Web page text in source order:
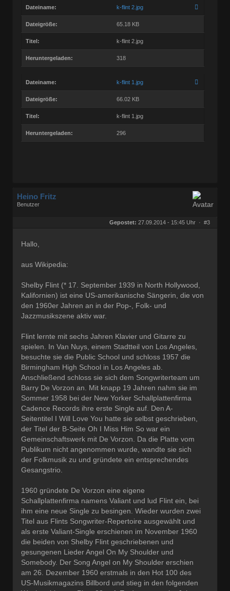
Dateiname: k-flint 2.jpg
Dateigröße: 65.18 KB
Titel: k-flint 2.jpg
Heruntergeladen: 318
Dateiname: k-flint 1.jpg
Dateigröße: 66.02 KB
Titel: k-flint 1.jpg
Heruntergeladen: 296
Heino Fritz
Benutzer
Gepostet: 27.09.2014 - 15:45 Uhr · #3
Hallo,
aus Wikipedia:
Shelby Flint (* 17. September 1939 in North Hollywood,
Kalifornien) ist eine US-amerikanische Sängerin, die von
den 1960er Jahren an in der Pop-, Folk- und
Jazzmusikszene aktiv war.
Flint lernte mit sechs Jahren Klavier und Gitarre zu
spielen. In Van Nuys, einem Stadtteil von Los Angeles,
besuchte sie die Public School und schloss 1957 die
Birmingham High School in Los Angeles ab.
Anschließend schloss sie sich dem Songwriterteam um
Barry De Vorzon an. Mit knapp 19 Jahren nahm sie im
Sommer 1958 bei der New Yorker Schallplattenfirma
Cadence Records ihre erste Single auf. Den A-
Seitentitel I Will Love You hatte sie selbst geschrieben,
der Titel der B-Seite Oh I Miss Him So war ein
Gemeinschaftswerk mit De Vorzon. Da die Platte vom
Publikum nicht angenommen wurde, wandte sie sich
der Folkmusik zu und gründete ein entsprechendes
Gesangstrio.
1960 gründete De Vorzon eine eigene
Schallplattenfirma namens Valiant und lud Flint ein, bei
ihm eine neue Single zu besingen. Wieder wurden zwei
Titel aus Flints Songwriter-Repertoire ausgewählt und
als erste Valiant-Single erschienen im November 1960
die beiden von Shelby Flint geschriebenen und
gesungenen Lieder Angel On My Shoulder und
Somebody. Der Song Angel on My Shoulder erschien
am 26. Dezember 1960 erstmals in den Hot 100 des
US-Musikmagazins Billbord und stieg in den folgenden